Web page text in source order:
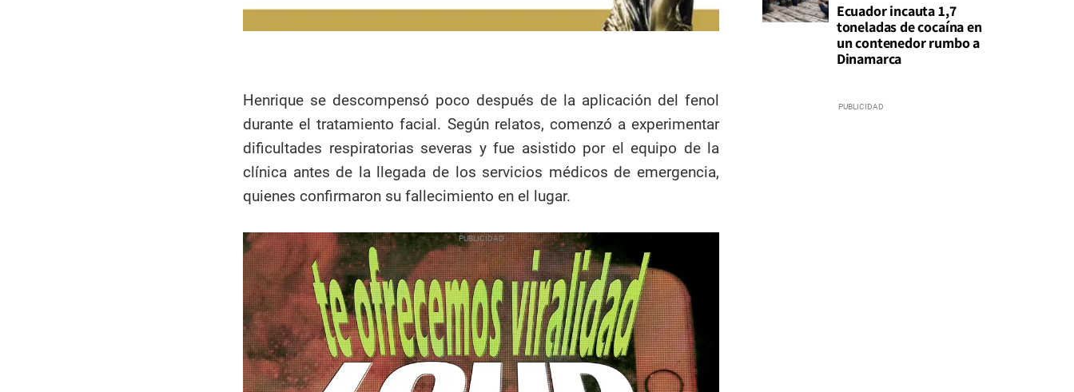
Henrique se descompensó poco después de la aplicación del fenol
durante el tratamiento facial. Según relatos, comenzó a experimentar
dificultades respiratorias severas y fue asistido por el equipo de la
clínica antes de la llegada de los servicios médicos de emergencia,
quienes confirmaron su fallecimiento en el lugar.
Ecuador incauta 1,7
toneladas de cocaína en
un contenedor rumbo a
Dinamarca